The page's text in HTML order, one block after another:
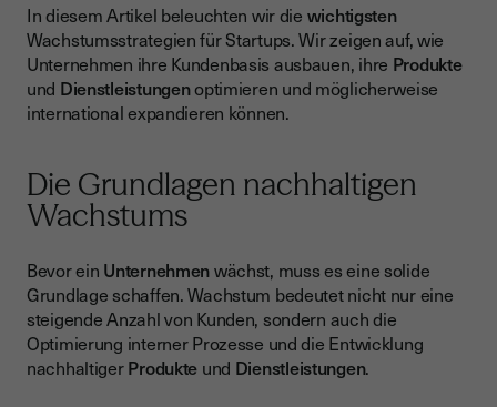
Skalierung durch Automatisierung und Effizienz
Finanzierung & Investoren – Wachstumsstrategie für
Unternehmen
Expansion auf neue Märkte als Wachstumsstrategie
FAQs: Häufig gestellte Fragen zu Wachstumsstrategien für
Startups
In diesem Artikel beleuchten wir die wichtigsten
Wachstumsstrategien für Startups. Wir zeigen auf, wie
Unternehmen ihre Kundenbasis ausbauen, ihre Produkte
und Dienstleistungenoptimieren und möglicherweise
international expandieren können.
Die Grundlagen nachhaltigen
Wachstums
Bevor ein Unternehmenwächst, muss es eine solide
Grundlage schaffen. Wachstum bedeutet nicht nur eine
steigende Anzahl von Kunden, sondern auch die
Optimierung interner Prozesse und die Entwicklung
nachhaltigerProdukte und Dienstleistungen.